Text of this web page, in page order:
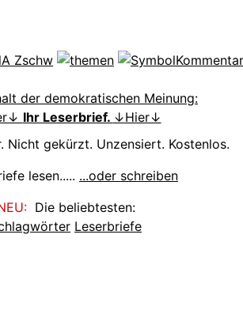
der demokratischen Meinung:
Ihr Leserbrief. ↓Hier↓
Nicht gekürzt. Unzensiert. Kostenlos.
lesen..... ...oder schreiben
Die beliebtesten:
Leserbriefe